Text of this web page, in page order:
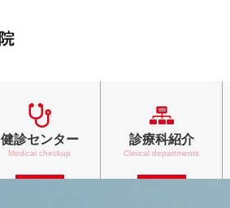
健診センター
Medical checkup
診療科紹介
Clinical departments